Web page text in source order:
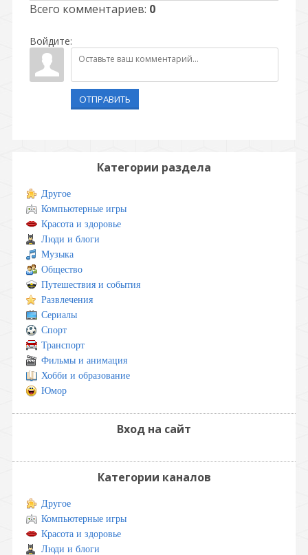
Всего комментариев: 0
Войдите:
ОТПРАВИТЬ
Категории раздела
Другое
Компьютерные игры
Красота и здоровье
Люди и блоги
Музыка
Общество
Путешествия и события
Развлечения
Сериалы
Спорт
Транспорт
Фильмы и анимация
Хобби и образование
Юмор
Вход на сайт
Категории каналов
Другое
Компьютерные игры
Красота и здоровье
Люди и блоги